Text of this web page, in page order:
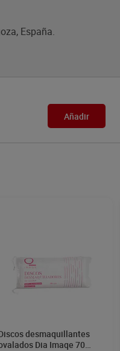
España.
Añadir
desmaquillantes
Dia Imaqe 70